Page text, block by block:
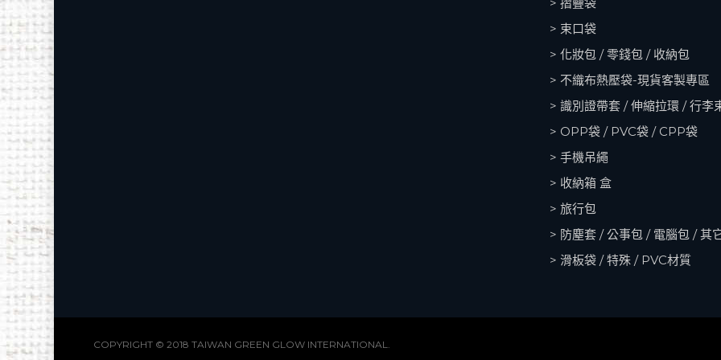
> 束口袋
> 化妝包 / 零錢包 / 收納包
> 不織布熱壓袋-現貨客製專區
> 識別證帶套 / 伸縮拉環 / 行李
> OPP袋 / PVC袋 / CPP袋
> 手機吊繩
> 收納箱 盒
> 旅行包
> 防塵套 / 公事包 / 電腦包 / 其
> 滑板袋 / 特殊 / PVC材質
COPYRIGHT © 2018 TAIWAN GREEN GLOW INTERNATIONAL.